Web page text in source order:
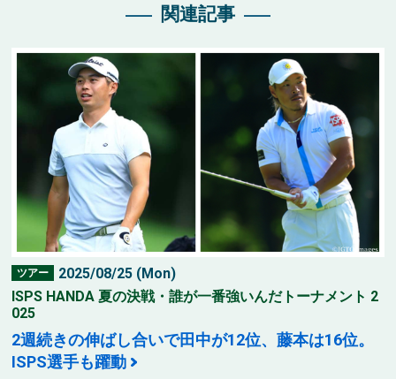
関連記事
ツアー
2025/08/25 (Mon)
ISPS HANDA 夏の決戦・誰が一番強いんだトーナメント 2
025
2週続きの伸ばし合いで田中が12位、藤本は16位。
ISPS選手も躍動